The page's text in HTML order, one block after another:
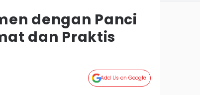
dengan Panci
dan Praktis
Add Us on Google